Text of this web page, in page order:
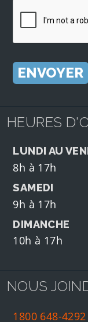
HEURES
LUNDI AU
8h à 17h
SAMEDI
9h à 17h
DIMANCHE
10h à 17h
NOUS
1800 648-4292